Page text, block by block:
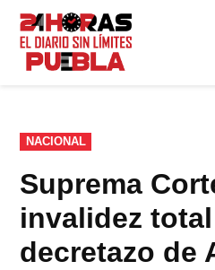
Saltar
contenido
PUBLICADO
EN
NACIONAL
Suprema
invalidez
decretazo de